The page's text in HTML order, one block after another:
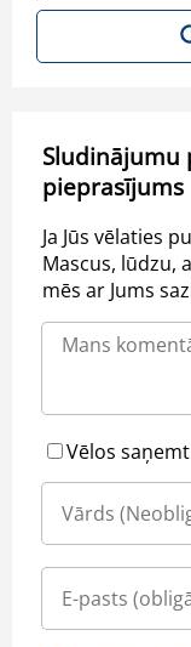
Sludinājumu
pieprasījums
Ja Jūs vēlaties
Mascus, lūdzu,
mēs ar Jums
Vēlos